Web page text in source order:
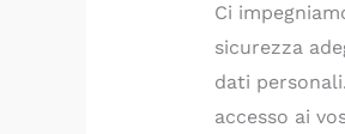
Ci
sicurezza
dati
accesso ai